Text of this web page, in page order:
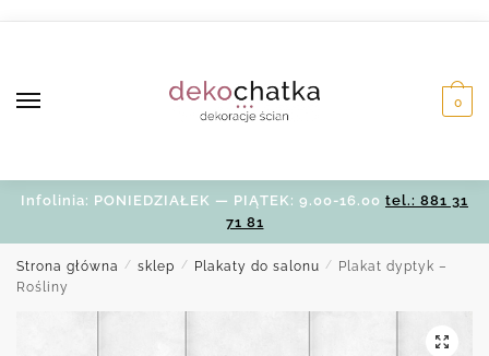
0
Infolinia: PONIEDZIAŁEK — PIĄTEK: 9.00-16.00 tel.: 881 31
71 81
Strona główna / sklep / Plakaty do salonu /
Plakat dyptyk –
Rośliny